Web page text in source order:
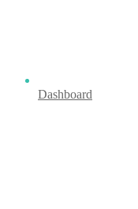
Dashboard